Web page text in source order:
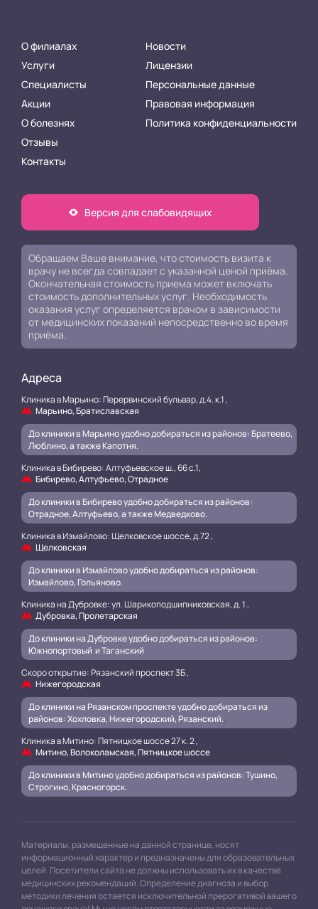
О филиалах
Услуги
Специалисты
Акции
О болезнях
Отзывы
Контакты
Новости
Лицензии
Персональные данные
Правовая информация
Политика конфиденциальности
Версия для слабовидящих
Обращаем Ваше внимание, что стоимость визита к
врачу не всегда совпадает с указанной ценой приёма.
Окончательная стоимость приема может включать
стоимость дополнительных услуг. Необходимость
оказания услуг определяется врачом в зависимости
от медицинских показаний непосредственно во время
приёма.
Адреса
Клиника в Марьино: Перервинский бульвар, д.4. к.1 ,
Марьино, Братиславская
До клиники в Марьино удобно добираться из районов: Братеево,
Люблино, а также Капотня.
Клиника в Бибирево: Алтуфьевское ш., 66 с.1,
Бибирево, Алтуфьево, Отрадное
До клиники в Бибирево удобно добираться из районов:
Отрадное, Алтуфьево, а также Медведково.
Клиника в Измайлово: Щелковское шоссе, д.72 ,
Щелковская
До клиники в Измайлово удобно добираться из районов:
Измайлово, Гольяново.
Клиника на Дубровке: ул. Шарикоподшипниковская, д. 1 ,
Дубровка, Пролетарская
До клиники на Дубровке удобно добираться из районов:
Южнопортовый и Таганский.
Скоро открытие: Рязанский проспект 3Б ,
Нижегородская
До клиники на Рязанском проспекте удобно добираться из
районов: Хохловка, Нижегородский, Рязанский..
Клиника в Митино: Пятницкое шоссе 27 к. 2 ,
Митино, Волоколамская, Пятницкое шоссе
До клиники в Митино удобно добираться из районов: Тушино,
Строгино, Красногорск.
Материалы, размещенные на данной странице, носят
информационный характер и предназначены для образовательных
целей. Посетители сайта не должны использовать их в качестве
медицинских рекомендаций. Определение диагноза и выбор
методики лечения остается исключительной прерогативой вашего